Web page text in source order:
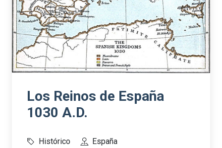
Los Reinos de España
1030 A.D.
Histórico
España